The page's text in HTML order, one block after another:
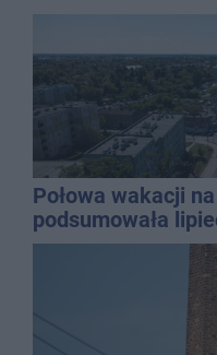
Połowa wakacji
podsumowała